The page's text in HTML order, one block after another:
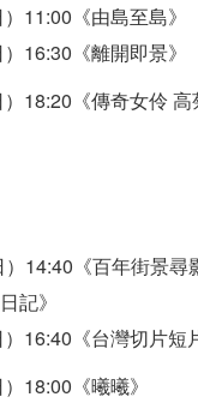
11:00《由島至島》
16:30《離開即景》
18:20《傳奇女伶 高
14:40《百年街景尋
記》
16:40《台灣切片短
18:00《曦曦》